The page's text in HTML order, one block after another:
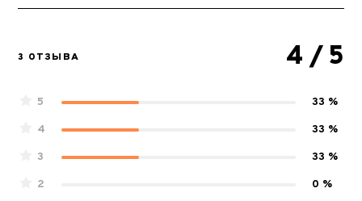
3 ОТЗЫВА 4 / 5
5
33 %
4
33 %
3
33 %
2
0 %